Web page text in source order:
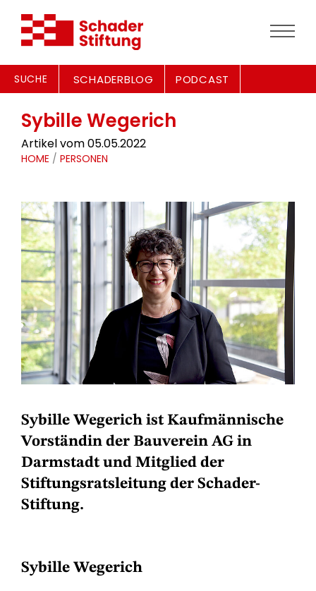
SUCHE SCHADERBLOG PODCAST
Sybille Wegerich
Artikel vom 05.05.2022
HOME / PERSONEN
Sybille Wegerich ist Kaufmännische
Vorständin der Bauverein AG in
Darmstadt und Mitglied der
Stiftungsratsleitung der Schader-
Stiftung.
Sybille Wegerich